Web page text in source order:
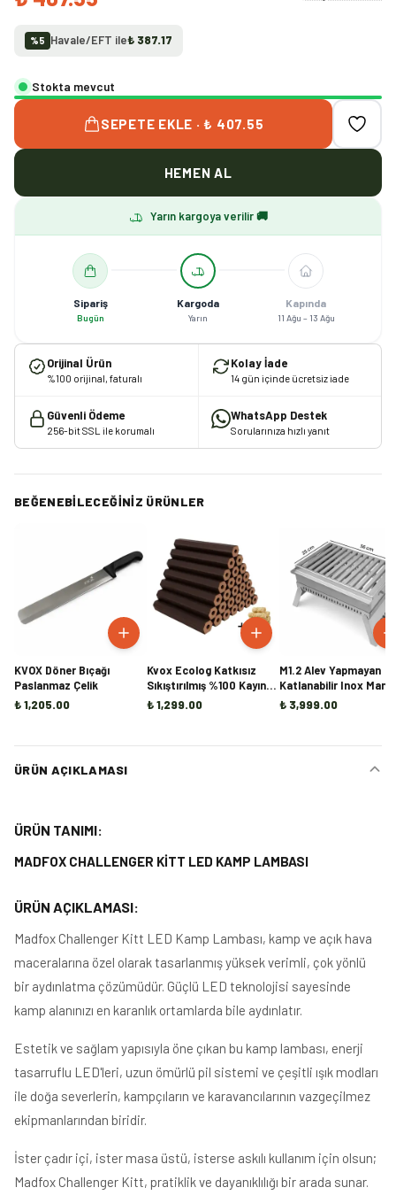
%5 Havale/EFT ile₺ 387.17
Stokta mevcut
SEPETE EKLE · ₺ 407.55
HEMEN AL
Yarın kargoya verilir 🚚
Sipariş
Bugün
Kargoda
Yarın
Kapında
11 Ağu – 13 Ağu
Orijinal Ürün
%100 orijinal, faturalı
Kolay İade
14 gün içinde ücretsiz iade
Güvenli Ödeme
256-bit SSL ile korumalı
WhatsApp Destek
Sorularınıza hızlı yanıt
BEĞENEBILECEĞINIZ ÜRÜNLER
KVOX Döner Bıçağı
Paslanmaz Çelik
₺ 1,205.00
Kvox Ecolog Katkısız
Sıkıştırılmış %100 Kayın
Briket Şömine ve Kamp
₺ 1,299.00
M1.2 Alev Yapmayan
Katlanabilir Inox
₺ 3,999.00
ÜRÜN AÇIKLAMASI
ÜRÜN TANIMI:
MADFOX CHALLENGER KİTT LED KAMP LAMBASI
ÜRÜN AÇIKLAMASI:
Madfox Challenger Kitt LED Kamp Lambası, kamp ve açık hava
maceralarına özel olarak tasarlanmış yüksek verimli, çok yönlü
bir aydınlatma çözümüdür. Güçlü LED teknolojisi sayesinde
kamp alanınızı en karanlık ortamlarda bile aydınlatır.
Estetik ve sağlam yapısıyla öne çıkan bu kamp lambası, enerji
tasarruflu LED'leri, uzun ömürlü pil sistemi ve çeşitli ışık modları
ile doğa severlerin, kampçıların ve karavancılarının vazgeçilmez
ekipmanlarından biridir.
İster çadır içi, ister masa üstü, isterse askılı kullanım için olsun;
Madfox Challenger Kitt, pratiklik ve dayanıklılığı bir arada sunar.